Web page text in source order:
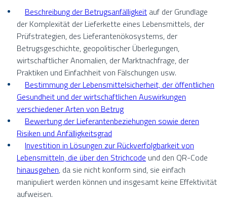
Beschreibung der Betrugsanfälligkeit auf der Grundlage
der Komplexität der Lieferkette eines Lebensmittels, der
Prüfstrategien, des Lieferantenökosystems, der
Betrugsgeschichte, geopolitischer Überlegungen,
wirtschaftlicher Anomalien, der Marktnachfrage, der
Praktiken und Einfachheit von Fälschungen usw.
Bestimmung der Lebensmittelsicherheit, der öffentlichen
Gesundheit und der wirtschaftlichen Auswirkungen
verschiedener Arten von Betrug
Bewertung der Lieferantenbeziehungen sowie deren
Risiken und Anfälligkeitsgrad
Investition in Lösungen zur Rückverfolgbarkeit von
Lebensmitteln, die über den Strichcode und den QR-Code
hinausgehen, da sie nicht konform sind, sie einfach
manipuliert werden können und insgesamt keine Effektivität
aufweisen.